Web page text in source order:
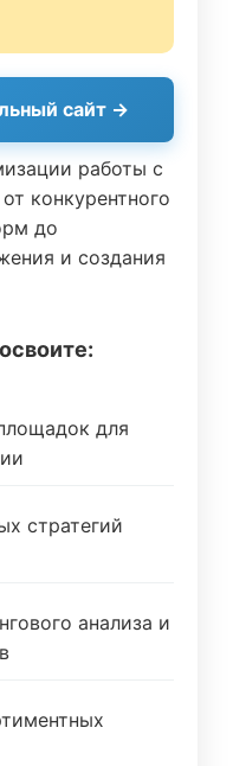
сайт →
работы с
конкурентного
до
и создания
для
стратегий
анализа и